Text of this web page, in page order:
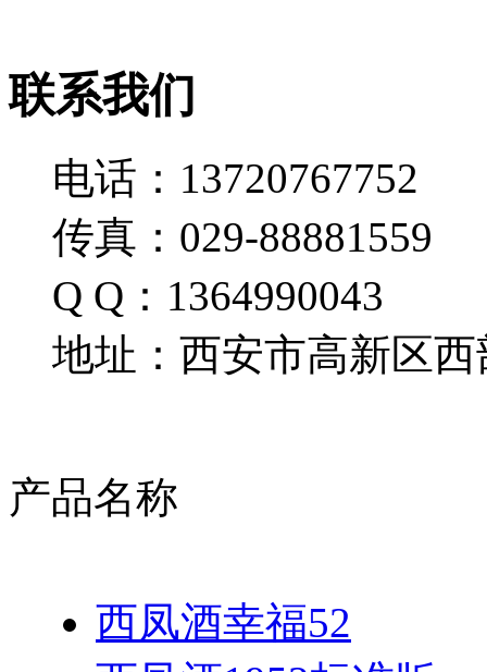
联系我们
电话：13720767752
传真：029-88881559
Q Q：1364990043
地址：西安市高新区西
产品名称
西凤酒幸福52